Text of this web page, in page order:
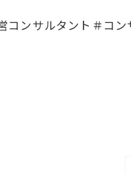
コンサルタント＃コン